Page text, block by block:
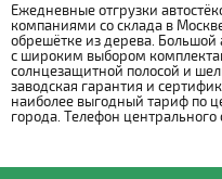
Ежедневные отгрузки
компаниями со склада в
обрешётке из дерева. Большой
с широким выбором
солнцезащитной полосой и
заводская гарантия и
наиболее выгодный тариф по
города. Телефон